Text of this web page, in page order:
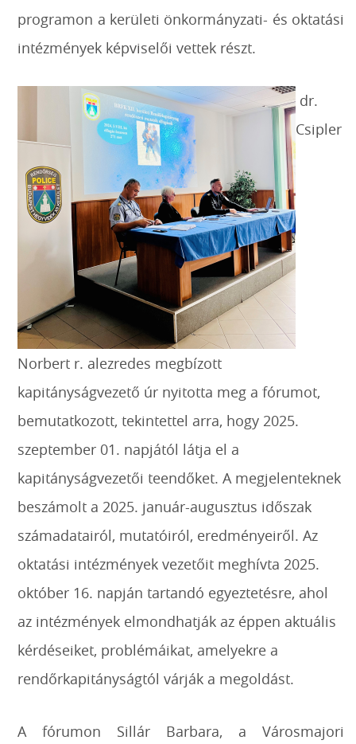
programon a kerületi önkormányzati- és oktatási
intézmények képviselői vettek részt.
dr.
Csipler
Norbert r. alezredes megbízott
kapitányságvezető úr nyitotta meg a fórumot,
bemutatkozott, tekintettel arra, hogy 2025.
szeptember 01. napjától látja el a
kapitányságvezetői teendőket. A megjelenteknek
beszámolt a 2025. január-augusztus időszak
számadatairól, mutatóiról, eredményeiről. Az
oktatási intézmények vezetőit meghívta 2025.
október 16. napján tartandó egyeztetésre, ahol
az intézmények elmondhatják az éppen aktuális
kérdéseiket, problémáikat, amelyekre a
rendőrkapitányságtól várják a megoldást.
A fórumon Sillár Barbara, a Városmajori